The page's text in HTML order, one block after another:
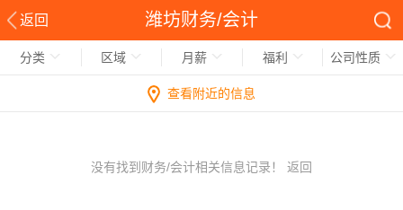
返回 潍坊财务/会计
分类 区域 月薪 福利 公司性质
查看附近的信息
没有找到财务/会计相关信息记录！ 返回